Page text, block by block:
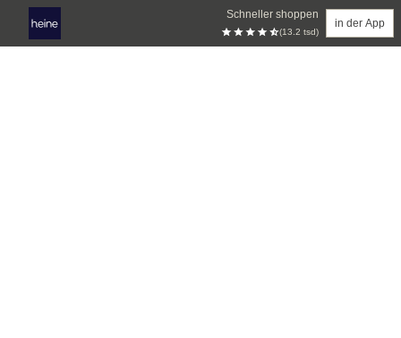
Schneller shoppen
(13.2 tsd)
in der App